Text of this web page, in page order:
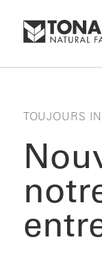
TOUJOURS